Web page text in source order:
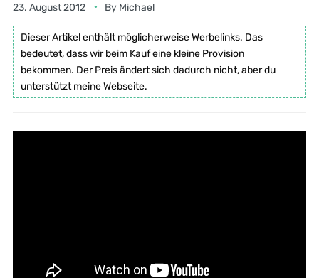
23. August 2012 By Michael
Dieser Artikel enthält möglicherweise Werbelinks. Das
bedeutet, dass wir beim Kauf eine kleine Provision
bekommen. Der Preis ändert sich dadurch nicht, aber du
unterstützt meine Webseite.